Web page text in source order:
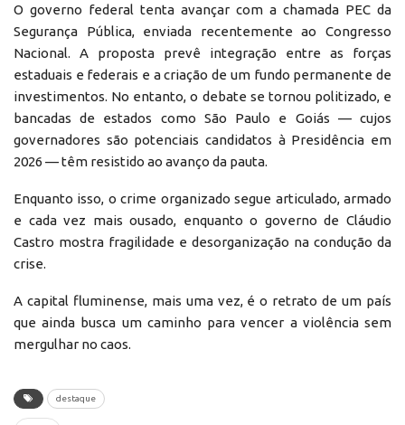
O governo federal tenta avançar com a chamada PEC da
Segurança Pública, enviada recentemente ao Congresso
Nacional. A proposta prevê integração entre as forças
estaduais e federais e a criação de um fundo permanente de
investimentos. No entanto, o debate se tornou politizado, e
bancadas de estados como São Paulo e Goiás — cujos
governadores são potenciais candidatos à Presidência em
2026 — têm resistido ao avanço da pauta.
Enquanto isso, o crime organizado segue articulado, armado
e cada vez mais ousado, enquanto o governo de Cláudio
Castro mostra fragilidade e desorganização na condução da
crise.
A capital fluminense, mais uma vez, é o retrato de um país
que ainda busca um caminho para vencer a violência sem
mergulhar no caos.
destaque